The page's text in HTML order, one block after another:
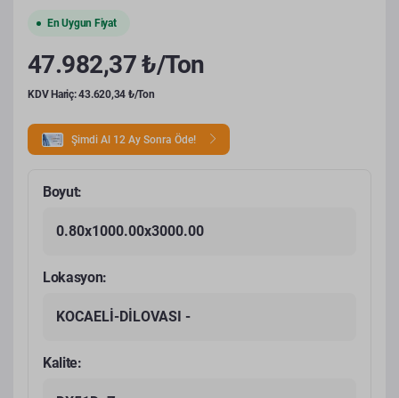
En Uygun Fiyat
47.982,37 ₺/Ton
KDV Hariç: 43.620,34 ₺/Ton
Şimdi Al 12 Ay Sonra Öde!
Boyut:
0.80x1000.00x3000.00
Lokasyon:
KOCAELİ-DİLOVASI -
Kalite: